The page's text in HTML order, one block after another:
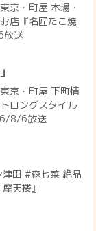
京・町屋 本場・
店『名匠たこ焼
放送
京・町屋 下町情
ロングスタイル
8/6放送
津田 #森七菜 絶品
天楼』